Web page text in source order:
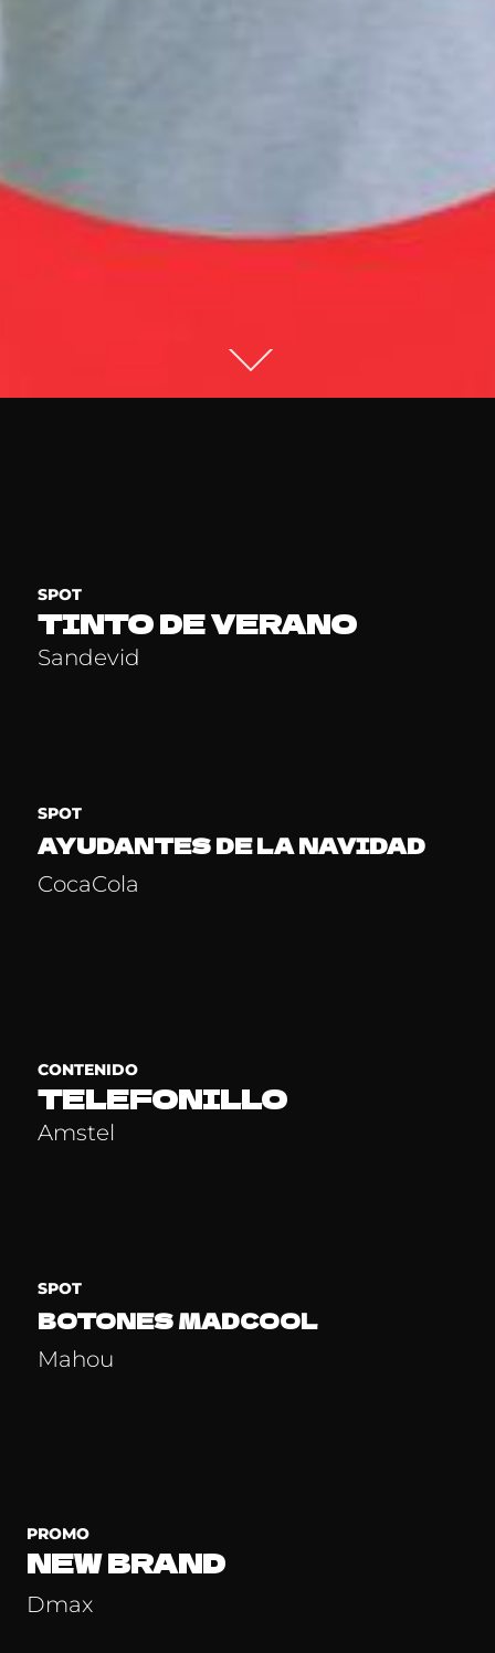
SPOT
TINTO DE VERANO
Sandevid
SPOT
AYUDANTES DE LA NAVIDAD
CocaCola
CONTENIDO
TELEFONILLO
Amstel
SPOT
BOTONES MADCOOL
Mahou
PROMO
NEW BRAND
Dmax